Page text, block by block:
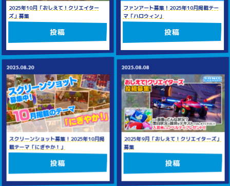
2025年10月「おしえて！クリエイター
ズ」募集
投稿
ファンアート募集！2025年10月掲載テー
マ「ハロウィン」
投稿
2025.08.20
スクリーンショット募集！2025年10月掲
載テーマ「にぎやか！」
投稿
2025.08.08
2025年9月「おしえて！クリエイターズ」
募集
投稿